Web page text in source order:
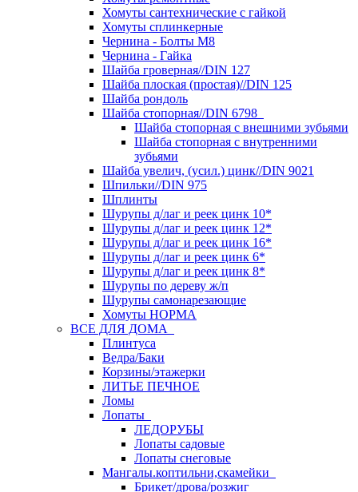
Хомуты сантехнические с гайкой
Хомуты сплинкерные
Чернина - Болты М8
Чернина - Гайка
Шайба гроверная//DIN 127
Шайба плоская (простая)//DIN 125
Шайба рондоль
Шайба стопорная//DIN 6798
Шайба стопорная с внешними зубьями
Шайба стопорная с внутренними
зубьями
Шайба увелич, (усил.) цинк//DIN 9021
Шпильки//DIN 975
Шплинты
Шурупы д/лаг и реек цинк 10*
Шурупы д/лаг и реек цинк 12*
Шурупы д/лаг и реек цинк 16*
Шурупы д/лаг и реек цинк 6*
Шурупы д/лаг и реек цинк 8*
Шурупы по дереву ж/п
Шурупы самонарезающие
Хомуты НОРМА
ВСЕ ДЛЯ ДОМА
Плинтуса
Ведра/Баки
Корзины/этажерки
ЛИТЬЕ ПЕЧНОЕ
Ломы
Лопаты
ЛЕДОРУБЫ
Лопаты садовые
Лопаты снеговые
Мангалы.коптильни,скамейки
Брикет/дрова/розжиг